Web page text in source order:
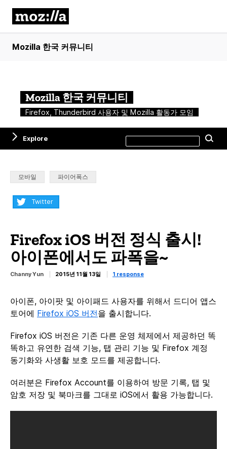
Mozilla 한국 커뮤니티
Mozilla 한국 커뮤니티
Firefox, Thunderbird 사용자 및 Mozilla 활동가 모임
Explore
this
site
Categories:
모바일 파이어폭스
Share:Twitter
Firefox iOS 버전 정식 출시!
아이폰에서도 파폭을~
Channy Yun 2015년 11월 13일 1 response
아이폰, 아이팟 및 아이패드 사용자를 위해서 드디어 앱스
토어에 Firefox iOS 버전을 출시합니다.
Firefox iOS 버전은 기존 다른 운영 체제에서 제공하던 똑
똑하고 유연한 검색 기능, 탭 관리 기능 및 Firefox 계정
동기화와 사생활 보호 모드를 제공합니다.
여러분은 Firefox Account를 이용하여 방문 기록, 탭 및
암호 저장 및 북마크를 그대로 iOS에서 활용 가능합니다.